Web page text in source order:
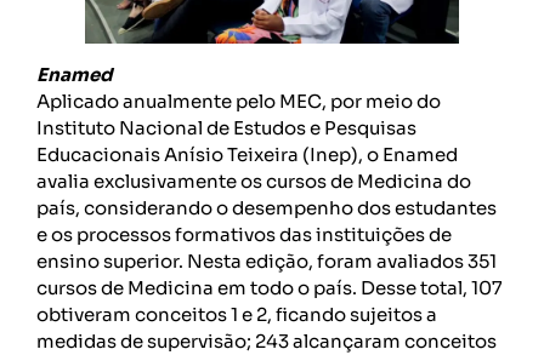
Enamed
Aplicado anualmente pelo MEC, por meio do
Instituto Nacional de Estudos e Pesquisas
Educacionais Anísio Teixeira (Inep), o Enamed
avalia exclusivamente os cursos de Medicina do
país, considerando o desempenho dos estudantes
e os processos formativos das instituições de
ensino superior. Nesta edição, foram avaliados 351
cursos de Medicina em todo o país. Desse total, 107
obtiveram conceitos 1 e 2, ficando sujeitos a
medidas de supervisão; 243 alcançaram conceitos